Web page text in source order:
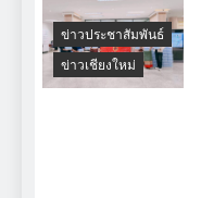
ข่าวประชาสัมพันธ์
ข่าวเชียงใหม่